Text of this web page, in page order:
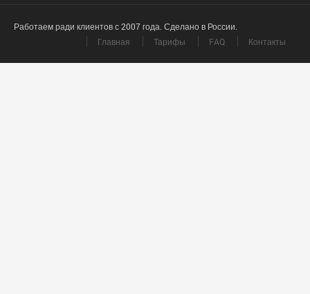
Работаем ради клиентов с 2007 года. Сделано в России.
Главная
Тарифы FAQ Контакты